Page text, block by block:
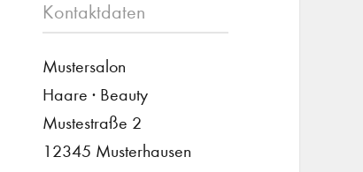
Kontaktdaten
Mustersalon
Haare · Beauty
Mustestraße 2
12345 Musterhausen